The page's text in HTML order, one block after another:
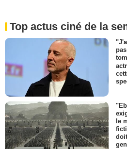
Top actus ciné de la
le